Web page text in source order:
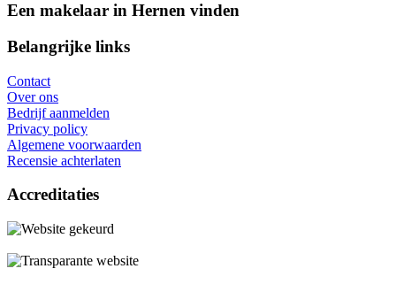
Een makelaar in Hernen vinden
Belangrijke links
Contact
Over ons
Bedrijf aanmelden
Privacy policy
Algemene voorwaarden
Recensie achterlaten
Accreditaties